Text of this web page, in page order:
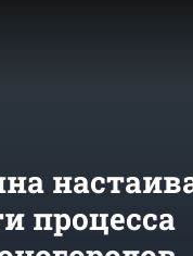
процесса